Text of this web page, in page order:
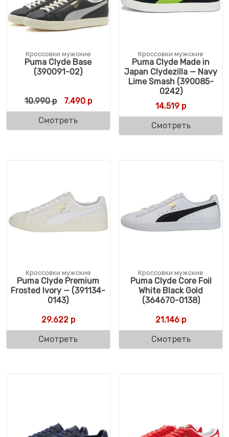
Кроссовки мужские
Puma Clyde Base
(390091-02)
10.990р Первоначальная цена составляла 10.990
7.490рТекущая цена: 7.490 р.
Смотреть
Кроссовки мужские
Puma Clyde Made in
Japan Clydezilla — Navy
Lime Smash (390085-
0242)
14.519 р
Смотреть
Кроссовки мужские
Puma Clyde Premium
Frosted Ivory — (391134-
0143)
29.622р
Смотреть
Кроссовки мужские
Puma Clyde Core Foil
White Black Gold
(364670-0138)
21.146 р
Смотреть